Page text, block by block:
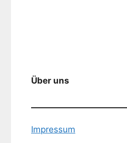
Über uns
Impressum